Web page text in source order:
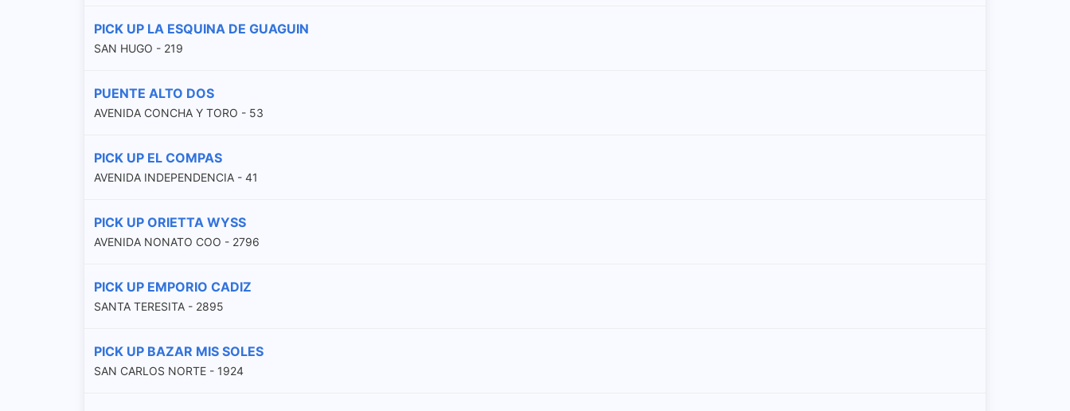
PICK UP LA ESQUINA DE GUAGUIN
SAN HUGO - 219
PUENTE ALTO DOS
AVENIDA CONCHA Y TORO - 53
PICK UP EL COMPAS
AVENIDA INDEPENDENCIA - 41
PICK UP ORIETTA WYSS
AVENIDA NONATO COO - 2796
PICK UP EMPORIO CADIZ
SANTA TERESITA - 2895
PICK UP BAZAR MIS SOLES
SAN CARLOS NORTE - 1924